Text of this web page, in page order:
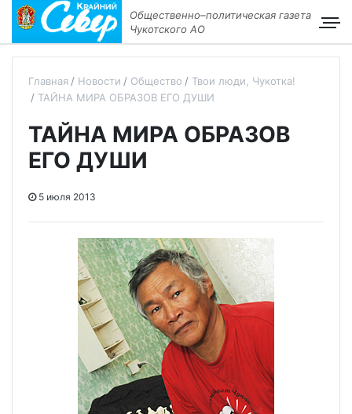
Общественно–политическая газета
Чукотского АО
Главная Новости Общество
Твои люди, Чукотка!
ТАЙНА МИРА ОБРАЗОВ ЕГО ДУШИ
ТАЙНА МИРА ОБРАЗОВ
ЕГО ДУШИ
5 июля 2013